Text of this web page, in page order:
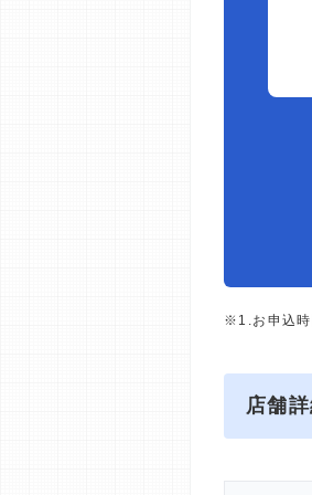
※1.お申込時
店舗詳